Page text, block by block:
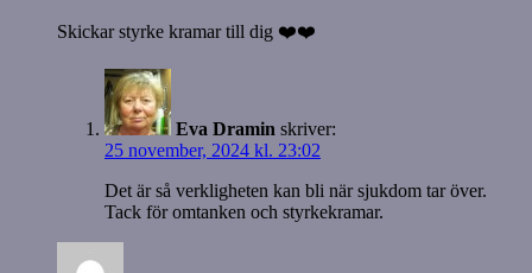
Skickar styrke kramar till dig ❤️❤️
Eva Dramin skriver:
25 november, 2024 kl. 23:02
Det är så verkligheten kan bli när sjukdom tar över.
Tack för omtanken och styrkekramar.